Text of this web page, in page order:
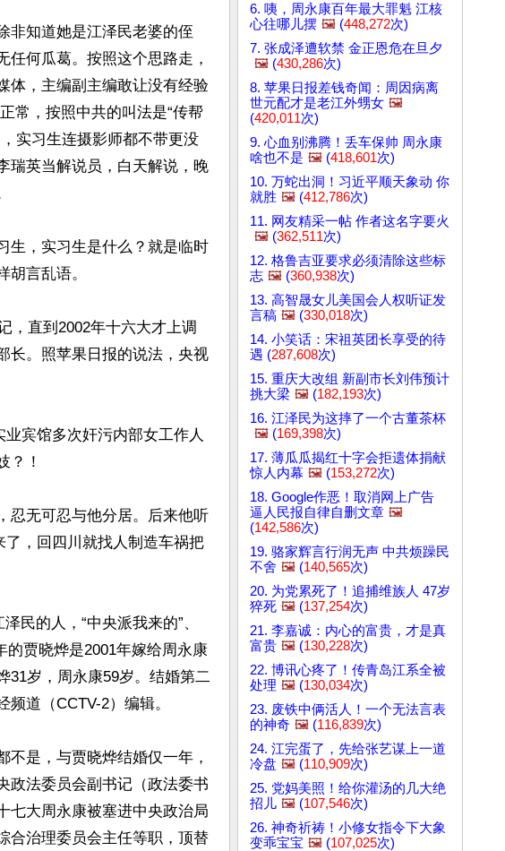
非知道她是江泽民老婆的侄
何瓜葛。按照这个思路走，
体，主编副主编敢让没有经验
常，按照中共的叫法是“传帮
实习生连摄影师都不带更没
瑞英当解说员，白天解说，晚
生，实习生是什么？就是临时
言乱语。
，直到2002年十六大才上调
长。照苹果日报的说法，央视
宾馆多次奸污内部女工作人
？！
忍无可忍与他分居。后来他听
了，回四川就找人制造车祸把
民的人，“中央派我来的”、
的贾晓烨是2001年嫁给周永康
31岁，周永康59岁。结婚第二
道（CCTV-2）编辑。
是，与贾晓烨结婚仅一年，
政法委员会副书记（政法委书
七大周永康被塞进中央政治局
合治理委员会主任等职，顶替
6. 咦，周永康百年最大罪魁 江核
心往哪儿摆 🖼️ (448,272次)
7. 张成泽遭软禁 金正恩危在旦夕
🖼️ (430,286次)
8. 苹果日报差钱奇闻：周因病离
世元配才是老江外甥女 🖼️
(420,011次)
9. 心血别沸腾！丢车保帅 周永康
啥也不是 🖼️ (418,601次)
10. 万蛇出洞！习近平顺天象动 你
就胜 🖼️ (412,786次)
11. 网友精采一帖 作者这名字要火
🖼️ (362,511次)
12. 格鲁吉亚要求必须清除这些标
志 🖼️ (360,938次)
13. 高智晟女儿美国会人权听证发
言稿 🖼️ (330,018次)
14. 小笑话：宋祖英团长享受的待
遇 (287,608次)
15. 重庆大改组 新副市长刘伟预计
挑大梁 🖼️ (182,193次)
16. 江泽民为这摔了一个古董茶杯
🖼️ (169,398次)
17. 薄瓜瓜揭红十字会拒遗体捐献
惊人内幕 🖼️ (153,272次)
18. Google作恶！取消网上广告
逼人民报自律自删文章 🖼️
(142,586次)
19. 骆家辉言行润无声 中共烦躁民
不舍 🖼️ (140,565次)
20. 为党累死了！追捕维族人 47岁
猝死 🖼️ (137,254次)
21. 李嘉诚：内心的富贵，才是真
富贵 🖼️ (130,228次)
22. 博讯心疼了！传青岛江系全被
处理 🖼️ (130,034次)
23. 废铁中俩活人！一个无法言表
的神奇 🖼️ (116,839次)
24. 江完蛋了，先给张艺谋上一道
冷盘 🖼️ (110,909次)
25. 党妈美照！给你灌汤的几大绝
招儿 🖼️ (107,546次)
26. 神奇祈祷！小修女指令下大象
变乖宝宝 🖼️ (107,025次)